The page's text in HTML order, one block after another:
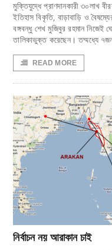
মুক্তিযুদ্ধে প্রাণদানকারী ৩০লাখ
ইতিহাস বিকৃতি, বাড়াবাড়ি ও
বঙ্গবন্ধু শেখ মুজিবুর রহমান নিজেই
তালিকাভুক্ত করেছেন। তম্মধ্যে ৭জন
READ MORE
নির্বাচন নয় আরাকান চাই